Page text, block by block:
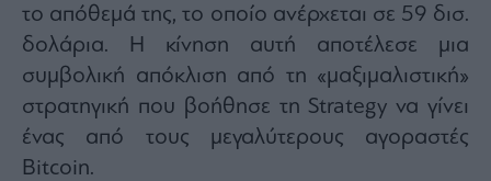
το απόθεμά της, το οποίο ανέρχεται σε 59 δισ.
δολάρια. Η κίνηση αυτή αποτέλεσε μια
συμβολική απόκλιση από τη «μαξιμαλιστική»
στρατηγική που βοήθησε τη Strategy να γίνει
ένας από τους μεγαλύτερους αγοραστές
Bitcoin.